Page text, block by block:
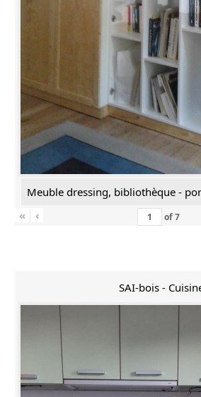
Meuble dressing, bibliothèque -
«
‹ of7
SAI-bois -